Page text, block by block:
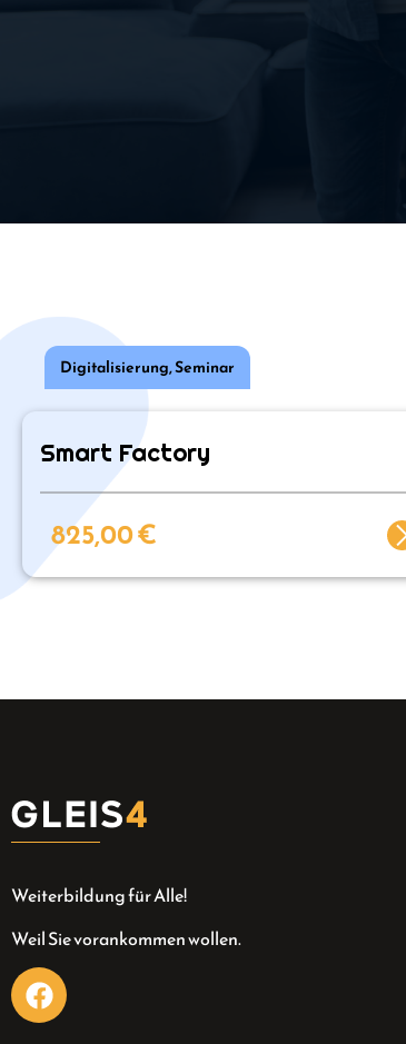
Digitalisierung,Seminar
Smart Factory
825,00€
Weiterbildung für Alle!
Weil Sie vorankommen wollen.